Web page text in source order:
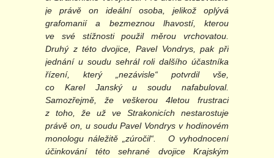
je právě on ideální osoba, jelikož oplývá
grafomanií a bezmeznou lhavostí, kterou
ve své stížnosti použil měrou vrchovatou.
Druhý z této dvojice, Pavel Vondrys, pak při
jednání u soudu sehrál roli dalšího účastníka
řízení, který „nezávisle“ potvrdil vše,
co Karel Janský u soudu nafabuloval.
Samozřejmě, že veškerou 4letou frustraci
z toho, že už ve Strakonicích nestarostuje
právě on, u soudu Pavel Vondrys v hodinovém
monologu náležitě „zúročil“. O vyhodnocení
účinkování této sehrané dvojice Krajským